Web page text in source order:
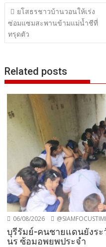
แนะแนว
เรื่อง
ยโสธรชาวบ้านวอนให้เร่ง
ซ่อมแซมสะพานข้ามแม่น้ำชีที่
ทรุดตัว
Related posts
06/08/2026
บุรีรัมย์-คนชายแดนยังระ
นร ซ้อมอพยพประจำ